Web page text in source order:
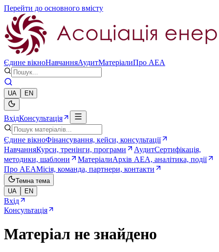
Перейти до основного вмісту
Єдине вікноНавчанняАудитМатеріалиПро AEA
UA EN
ВхідКонсультація
Єдине вікноФінансування, кейси, консультації
НавчанняКурси, тренінги, програми АудитСертифікація,
методики, шаблони
МатеріалиАрхів AEA, аналітика, події
Про AEAМісія, команда, партнери, контакти
Темна тема
UA
EN
Вхід
Консультація
Матеріал не знайдено